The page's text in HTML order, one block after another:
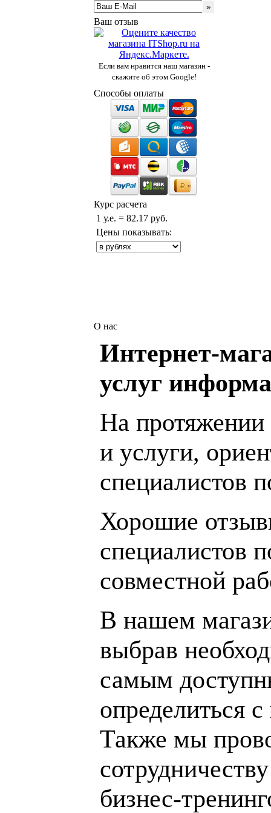
Ваш отзыв
Если вам нравится наш магазин -
скажите об этом Google!
Способы оплаты
Курс расчета
1 у.е. = 82.17 руб.
Цены показывать:
О нас
Интернет-
услуг
На протяжении
и услуги,
специалистов
Хорошие
специалистов
совместной
В нашем
выбрав
самым
определиться
Также мы
бизнес-